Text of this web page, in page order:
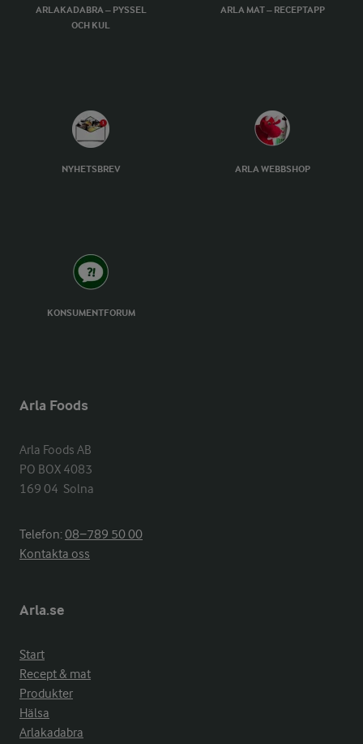
ARLAKADABRA – PYSSEL
OCH KUL
ARLA MAT – RECEPTAPP
NYHETSBREV ARLA WEBBSHOP
KONSUMENTFORUM
Arla Foods
Arla Foods AB
PO BOX 4083
169 04  Solna
Telefon:08−789 50 00
Kontakta oss
Arla.se
Start
Recept & mat
Produkter
Hälsa
Arlakadabra